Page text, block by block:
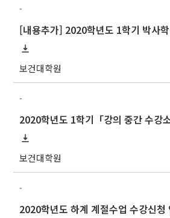
-
보건대학원
-
보건대학원
-
2020학년도 하계 계절수업 수강신청